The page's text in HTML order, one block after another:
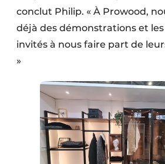
conclut Philip. « À Prowood,
déjà des démonstrations et
invités à nous faire part de
»